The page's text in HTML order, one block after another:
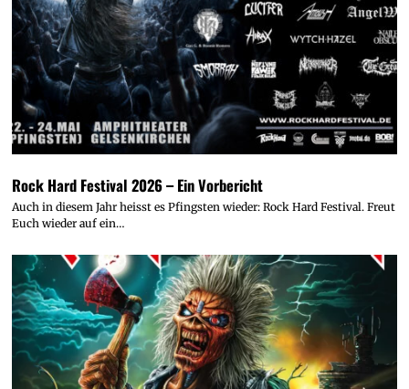
Rock Hard Festival 2026 – Ein Vorbericht
Auch in diesem Jahr heisst es Pfingsten wieder: Rock Hard Festival. Freut
Euch wieder auf ein…